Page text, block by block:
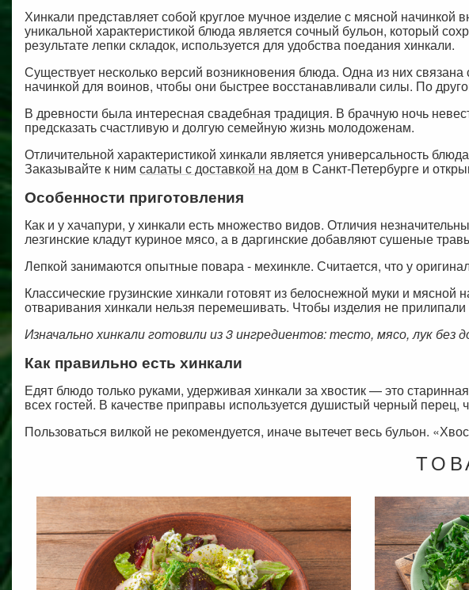
Хинкали представляет собой круглое мучное изделие с мясной
уникальной характеристикой блюда является сочный бульон, который
результате лепки складок, используется для удобства поедания хинкали.
Существует несколько версий возникновения блюда. Одна из них
начинкой для воинов, чтобы они быстрее восстанавливали силы. По
В древности была интересная свадебная традиция. В брачную ночь
предсказать счастливую и долгую семейную жизнь молодоженам.
Отличительной характеристикой хинкали является универсальность
Заказывайте к ним салаты с доставкой на дом в Санкт-Петербурге и
Особенности приготовления
Как и у хачапури, у хинкали есть множество видов. Отличия
лезгинские кладут куриное мясо, а в даргинские добавляют сушеные
Лепкой занимаются опытные повара - мехинкле. Считается, что у
Классические грузинские хинкали готовят из белоснежной муки и
отваривания хинкали нельзя перемешивать. Чтобы изделия не
Изначально хинкали готовили из 3 ингредиентов: тесто, мясо, лук без
Как правильно есть хинкали
Едят блюдо только руками, удерживая хинкали за хвостик — это
всех гостей. В качестве приправы используется душистый черный перец,
Пользоваться вилкой не рекомендуется, иначе вытечет весь бульон.